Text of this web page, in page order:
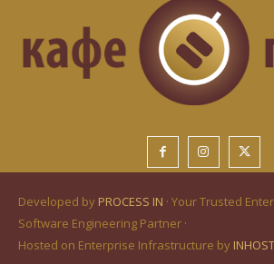
Developed by PROCESS IN · Your Trusted
Software Engineering Partner ·
Hosted on Enterprise Infrastructure by INHOST